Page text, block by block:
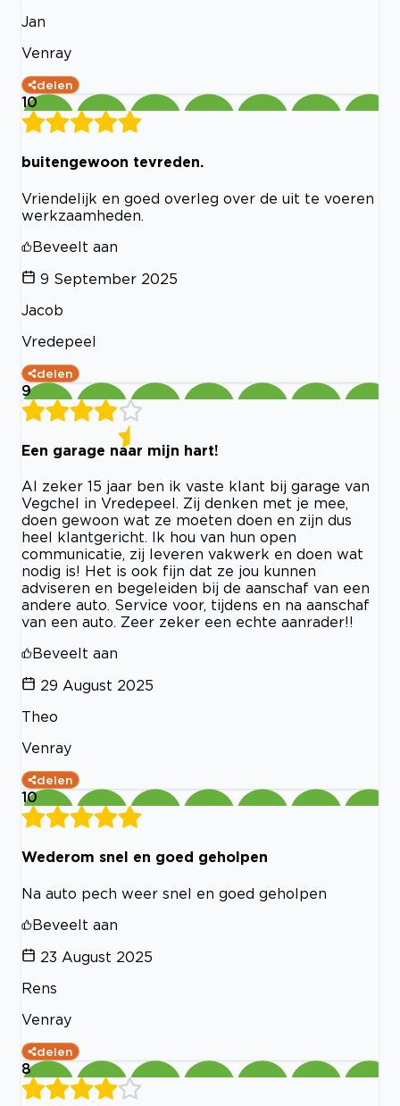
Jan
Venray
delen
10
buitengewoon tevreden.
Vriendelijk en goed overleg over de uit te voeren
werkzaamheden.
Beveelt aan
9 September 2025
Jacob
Vredepeel
delen
9
Een garage naar mijn hart!
Al zeker 15 jaar ben ik vaste klant bij garage van
Vegchel in Vredepeel. Zij denken met je mee,
doen gewoon wat ze moeten doen en zijn dus
heel klantgericht. Ik hou van hun open
communicatie, zij leveren vakwerk en doen wat
nodig is! Het is ook fijn dat ze jou kunnen
adviseren en begeleiden bij de aanschaf van een
andere auto. Service voor, tijdens en na aanschaf
van een auto. Zeer zeker een echte aanrader!!
Beveelt aan
29 August 2025
Theo
Venray
delen
10
Wederom snel en goed geholpen
Na auto pech weer snel en goed geholpen
Beveelt aan
23 August 2025
Rens
Venray
delen
8